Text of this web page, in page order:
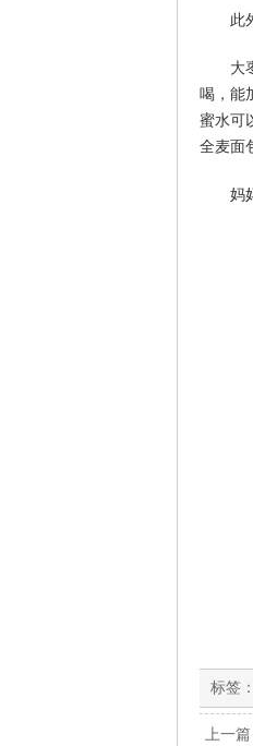
此
大
喝，能
蜜水可
全麦面
妈
标签：
上一篇